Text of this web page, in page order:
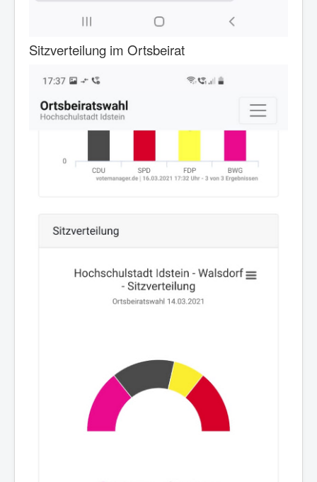
Sitzverteilung im Ortsbeirat